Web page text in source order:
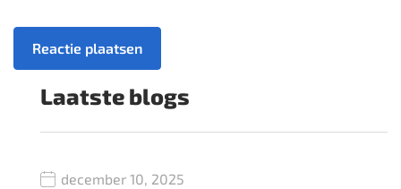
Laatste blogs
december 10, 2025